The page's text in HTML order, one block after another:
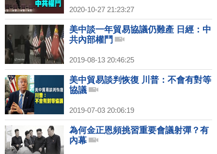
2020-10-27 21:23:27
美中談一年貿易協議仍難產 日經：中
共內部權鬥
2019-08-13 20:46:25
美中貿易談判恢復 川普：不會有對等
協議
2019-07-03 20:06:19
為何金正恩頻挑習重要會議射彈？有
內幕